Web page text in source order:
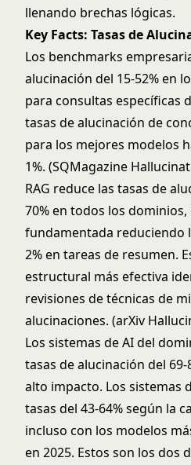
llenando brechas lógicas.
Key Facts: Tasas de
Los benchmarks
alucinación del 15-52% en
para consultas específicas
tasas de alucinación de
para los mejores modelos
1%. (SQMagazine
RAG reduce las tasas de
70% en todos los
fundamentada reduciendo
2% en tareas de resumen.
estructural más efectiva
revisiones de técnicas de
alucinaciones. (arXiv
Los sistemas de AI del
tasas de alucinación del
alto impacto. Los sistemas
tasas del 43-64% según la
incluso con los modelos
en 2025. Estos son los dos